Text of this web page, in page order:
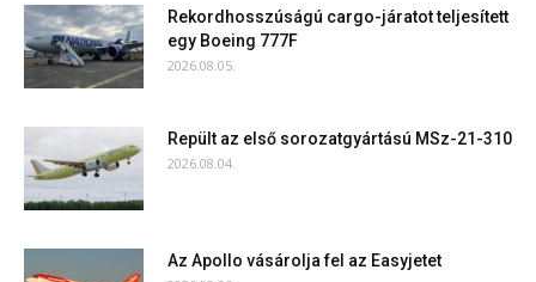
Rekordhosszúságú cargo-járatot teljesített
egy Boeing 777F
2026.08.05.
Repült az első sorozatgyártású MSz-21-310
2026.08.04.
Az Apollo vásárolja fel az Easyjetet